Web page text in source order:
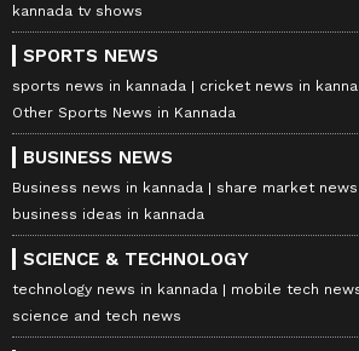
kannada tv shows
SPORTS NEWS
sports news in kannada
cricket news in
Other Sports News in Kannada
BUSINESS NEWS
Business news in kannada
share market
business ideas in kannada
SCIENCE & TECHNOLOGY
technology news in kannada
mobile tech
science and tech news